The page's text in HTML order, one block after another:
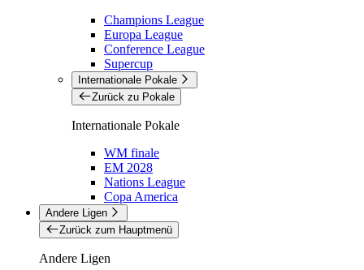
Champions League
Europa League
Conference League
Supercup
Internationale Pokale
Zurück zu Pokale
Internationale Pokale
WM finale
EM 2028
Nations League
Copa America
Andere Ligen
Zurück zum Hauptmenü
Andere Ligen